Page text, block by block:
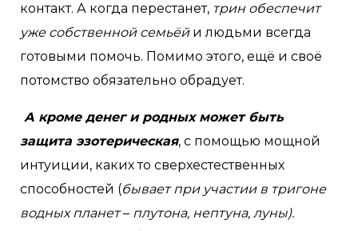
контакт. А когда перестанет, трин обеспечит
уже собственной семьёйи людьми всегда
готовыми помочь. Помимо этого, ещё и своё
потомство обязательно обрадует.
А кроме денег и родных может быть
защита эзотерическая, с помощью мощной
интуиции, каких то сверхестественных
способностей (бывает при участии в тригоне
водных планет– плутона, нептуна, луны).